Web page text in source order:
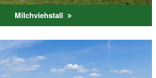
Milchviehstall